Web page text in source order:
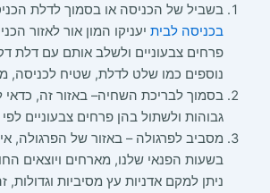
בשביל של הכניסה או בסמוך לדלת
בכניסה לביתיעניקו המון אור לאזור
פרחים צבעוניים ולשלב אותם עם דלת
נוספים כמו שלט לדלת, שטיח לכניסה,
בסמוך לבריכת השחיה– באזור זה, כדאי
גבוהות ולשתול בהן פרחים צבעוניים
מסביב לפרגולה– באזור של הפרגולה,
בשעות הפנאי שלנו, מארחים ויוצאים
ניתן למקם אדניות עץ מסיביות וגדולות,